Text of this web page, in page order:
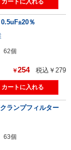
0.5uF±20％
62個
￥254 税込￥279
ランプフィルター
63個